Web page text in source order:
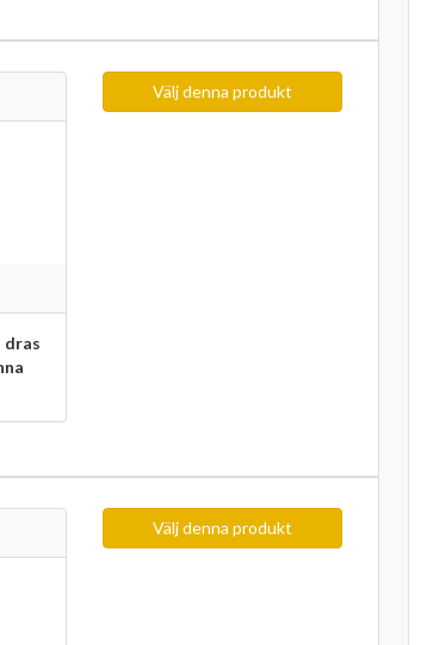
dras
Välj denna produkt
Välj denna produkt